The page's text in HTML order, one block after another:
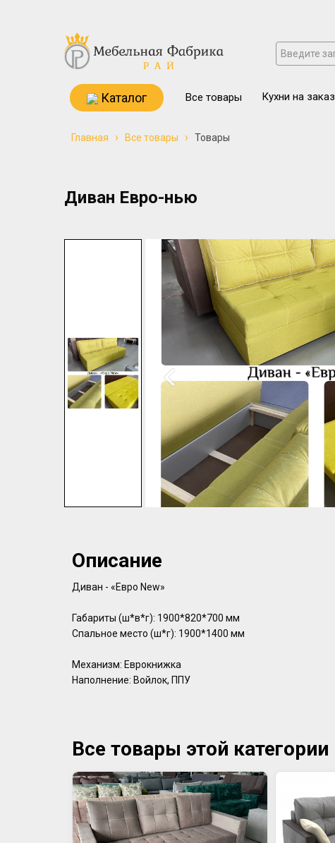
Кухни на заказ
Все товары
Каталог
Главная › Все товары › Товары
Диван Евро-нью
Описание
Диван - «Евро New»
Габариты (ш*в*г): 1900*820*700 мм
Спальное место (ш*г): 1900*1400 мм
Механизм: Еврокнижка
Наполнение: Войлок, ППУ
Все товары этой категории